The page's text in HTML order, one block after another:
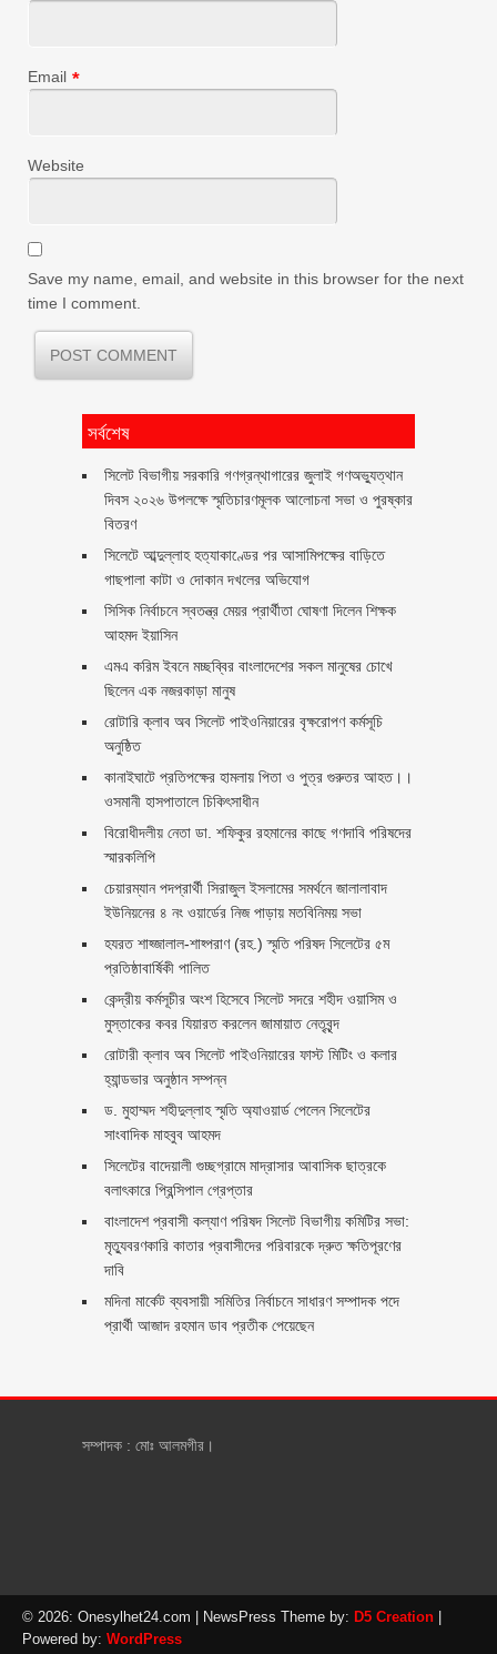
Email *
Website
Save my name, email, and website in this browser for the next
time I comment.
সর্বশেষ
সিলেট বিভাগীয় সরকারি গণগ্রন্থাগারের জুলাই গণঅভ্যুত্থান
দিবস ২০২৬ উপলক্ষে স্মৃতিচারণমূলক আলোচনা সভা ও পুরষ্কার
বিতরণ ‎ ‎
সিলেটে আব্দুল্লাহ হত্যাকাণ্ডের পর আসামিপক্ষের বাড়িতে
গাছপালা কাটা ও দোকান দখলের অভিযোগ
সিসিক নির্বাচনে স্বতন্ত্র মেয়র প্রার্থীতা ঘোষণা দিলেন শিক্ষক
আহমদ ইয়াসিন
এমএ করিম ইবনে মচ্ছব্বির বাংলাদেশের সকল মানুষের চোখে
ছিলেন এক নজরকাড়া মানুষ ‎
রোটারি ক্লাব অব সিলেট পাইওনিয়ারের বৃক্ষরোপণ কর্মসূচি
অনুষ্ঠিত
কানাইঘাটে প্রতিপক্ষের হামলায় পিতা ও পুত্র গুরুতর আহত।।
ওসমানী হাসপাতালে চিকিৎসাধীন
বিরোধীদলীয় নেতা ডা. শফিকুর রহমানের কাছে গণদাবি পরিষদের
স্মারকলিপি ‎
চেয়ারম্যান পদপ্রার্থী সিরাজুল ইসলামের সমর্থনে জালালাবাদ
ইউনিয়নের ৪ নং ওয়ার্ডের নিজ পাড়ায় মতবিনিময় সভা
হযরত শাহ্জালাল-শাহ্পরাণ (রহ.) স্মৃতি পরিষদ সিলেটের ৫ম
প্রতিষ্ঠাবার্ষিকী পালিত ‎​
কেন্দ্রীয় কর্মসূচীর অংশ হিসেবে সিলেট সদরে শহীদ ওয়াসিম ও
মুস্তাকের কবর যিয়ারত করলেন জামায়াত নেতৃবৃন্দ ‎
রোটারী ক্লাব অব সিলেট পাইওনিয়ারের ফাস্ট মিটিং ও কলার
হ্যান্ডভার অনুষ্ঠান সম্পন্ন
ড. মুহাম্মদ শহীদুল্লাহ স্মৃতি অ্যাওয়ার্ড পেলেন সিলেটের
সাংবাদিক মাহবুব আহমদ
সিলেটের বাদেয়ালী গুচ্ছগ্রামে মাদ্রাসার আবাসিক ছাত্রকে
বলাৎকারে প্রিন্সিপাল গ্রেপ্তার ‎
বাংলাদেশ প্রবাসী কল্যাণ পরিষদ সিলেট বিভাগীয় কমিটির সভা:
মৃত্যুবরণকারি কাতার প্রবাসীদের পরিবারকে দ্রুত ক্ষতিপূরণের
দাবি
মদিনা মার্কেট ব্যবসায়ী সমিতির নির্বাচনে সাধারণ সম্পাদক পদে
প্রার্থী আজাদ রহমান ডাব প্রতীক পেয়েছেন ‎
সম্পাদক : মোঃ আলমগীর।
© 2026: Onesylhet24.com | NewsPress Theme by: D5 Creation
Powered by: WordPress